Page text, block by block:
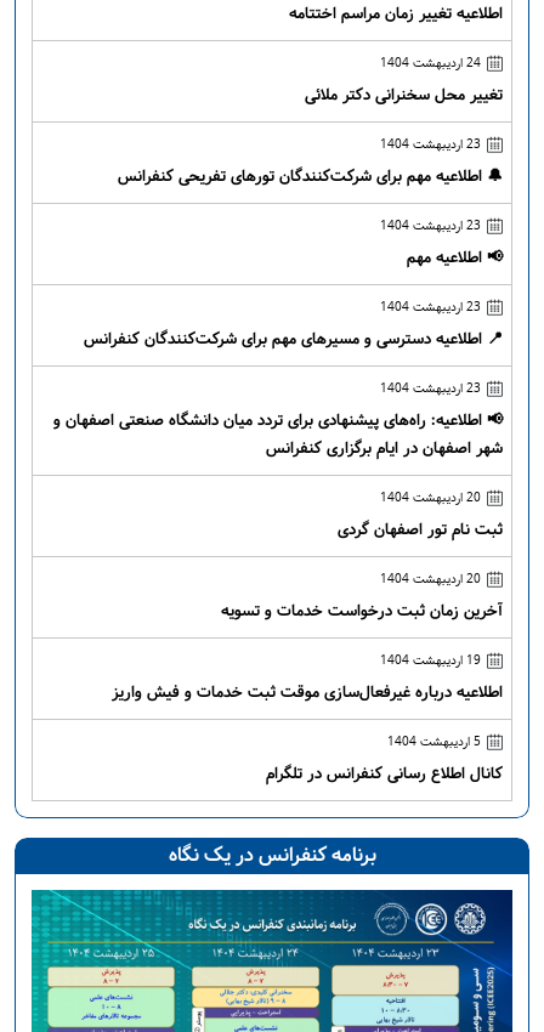
اطلاعیه تغییر زمان مراسم اختتامه
24 اردیبهشت 1404
تغییر محل سخنرانی دکتر ملائی
23 اردیبهشت 1404
🔔 اطلاعیه مهم برای شرکت‌کنندگان تورهای تفریحی کنفرانس
23 اردیبهشت 1404
📢 اطلاعیه مهم
23 اردیبهشت 1404
📍 اطلاعیه دسترسی و مسیرهای مهم برای شرکت‌کنندگان کنفرانس
23 اردیبهشت 1404
📢 اطلاعیه: راه‌های پیشنهادی برای تردد میان دانشگاه صنعتی اصفهان و
شهر اصفهان در ایام برگزاری کنفرانس
20 اردیبهشت 1404
ثبت نام تور اصفهان گردی
20 اردیبهشت 1404
آخرین زمان ثبت درخواست خدمات و تسویه
19 اردیبهشت 1404
اطلاعیه درباره غیرفعال‌سازی موقت ثبت خدمات و فیش واریز
5 اردیبهشت 1404
کانال اطلاع رسانی کنفرانس در تلگرام
برنامه کنفرانس در یک نگاه